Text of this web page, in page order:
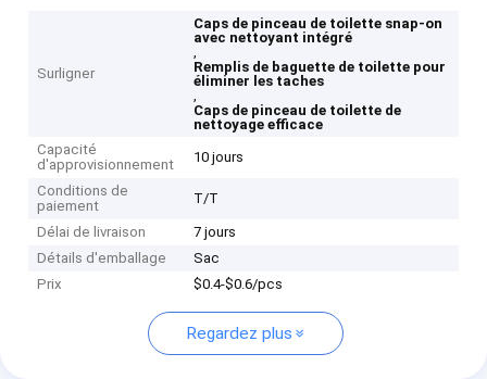
Surligner
Caps de pinceau de toilette snap-on
avec nettoyant intégré
,
Remplis de baguette de toilette pour
éliminer les taches
,
Caps de pinceau de toilette de
nettoyage efficace
Capacité
d'approvisionnement
10 jours
Conditions de
paiement
T/T
Délai de livraison
7 jours
Détails d'emballage
Sac
Prix
$0.4-$0.6/pcs
Regardez plus